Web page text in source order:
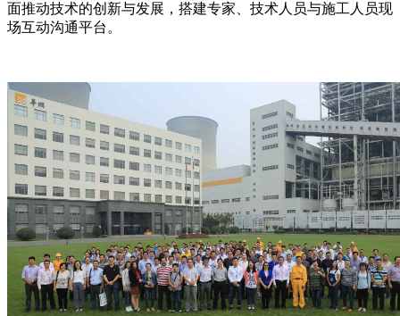
面推动技术的创新与发展，搭建专家、技术人员与施工人员现
场互动沟通平台。